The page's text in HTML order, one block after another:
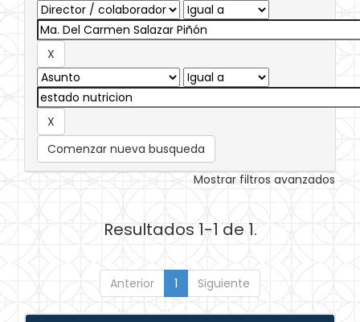
Comenzar nueva busqueda
Mostrar filtros avanzados
Resultados 1-1 de 1.
Anterior 1 Siguiente